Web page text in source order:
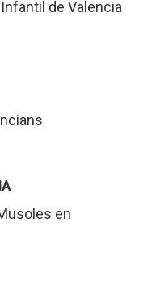
de Valencia
en